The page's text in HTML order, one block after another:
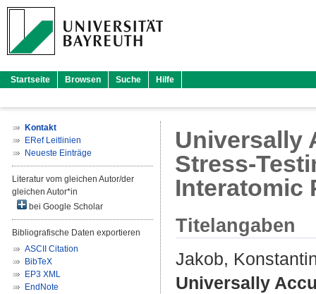
Startseite Browsen Suche Hilfe
Kontakt
ERef Leitlinien
Neueste Einträge
Literatur vom gleichen Autor/der
gleichen Autor*in
bei Google Scholar
Bibliografische Daten exportieren
ASCII Citation
BibTeX
EP3 XML
EndNote
Universally
Stress-
Interatomic
Titelangaben
Jakob,
Universally